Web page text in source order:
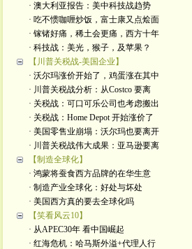
· 澳大利亚报告：美中科技战趋势
· 吃不惯咖喱炒饭，富士康又点烩面
· 镓锗好痛，稀土会更痛，西方十年
· 科技战：美光，猴子，及苹果？
【川普关税战-美国企业】
· 沃尔玛涨价开始了，鸡蛋涨在其中
· 川普关税战分析：从Costco 要离
· 关税战：可口可乐公司也考虑搬出
· 关税战：Home Depot 开始涨价了
· 美国零售业崩塌：沃尔玛也要离开
· 川普关税战伟大成果：亚马逊要离
【制造全球化】
· 鸿蒙将蚕食西方品牌的在华生意
· 制造产业全球化：好处与坏处
· 美国西方真的要去全球化吗
【笑看风云10】
· 从APEC30年 看中国崛起
· 红海危机：哈马斯外溢+代理人行